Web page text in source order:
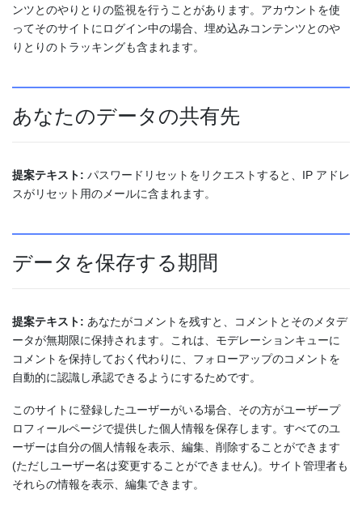
ンツとのやりとりの監視を行うことがあります。アカウントを使
ってそのサイトにログイン中の場合、埋め込みコンテンツとのや
りとりのトラッキングも含まれます。
あなたのデータの共有先
提案テキスト: パスワードリセットをリクエストすると、IP アドレ
スがリセット用のメールに含まれます。
データを保存する期間
提案テキスト: あなたがコメントを残すと、コメントとそのメタデ
ータが無期限に保持されます。これは、モデレーションキューに
コメントを保持しておく代わりに、フォローアップのコメントを
自動的に認識し承認できるようにするためです。
このサイトに登録したユーザーがいる場合、その方がユーザープ
ロフィールページで提供した個人情報を保存します。すべてのユ
ーザーは自分の個人情報を表示、編集、削除することができます
(ただしユーザー名は変更することができません)。サイト管理者も
それらの情報を表示、編集できます。